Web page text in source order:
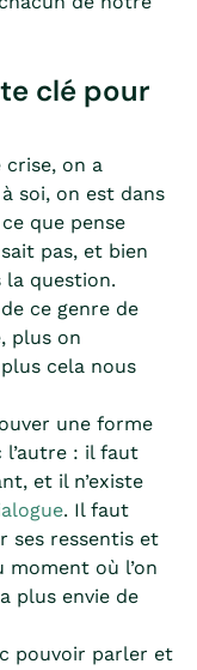
clé pour
crise, on a
soi, on est dans
que pense
pas, et bien
la question.
ce genre de
plus on
cela nous
une forme
l’autre : il faut
et il n’existe
. Il faut
ses ressentis et
moment où l’on
plus envie de
pouvoir parler et